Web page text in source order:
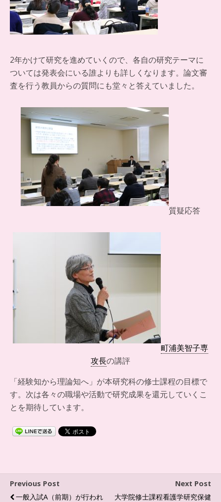
2年かけて研究を進めていくので、各自の研究テーマに
ついては発表会にいる誰よりも詳しくなります。論文審
査を行う教員からの質問にも堂々と答えていました。
質疑応答
町浦美智子専
攻長の講評
「経験知から理論知へ」が本研究科の修士課程の目標で
す。次は各々の職場や活動で研究成果を還元していくこ
とを期待しています。
Previous Post
一般入試A（前期）が行われ
Next Post
大学院修士課程看護学研究保健